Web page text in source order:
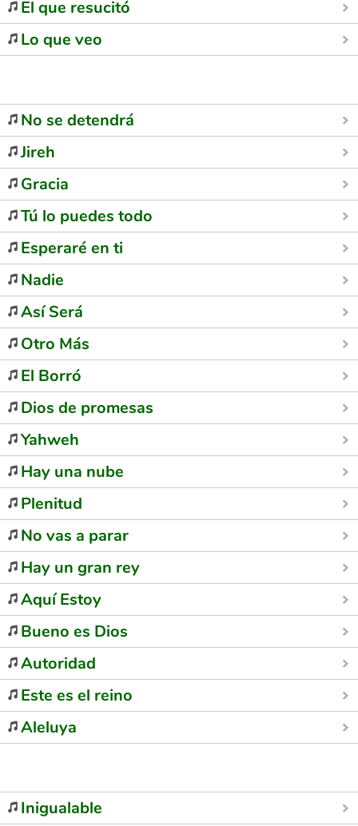
El que resucitó
Lo que veo
No se detendrá
Jireh
Gracia
Tú lo puedes todo
Esperaré en ti
Nadie
Así Será
Otro Más
El Borró
Dios de promesas
Yahweh
Hay una nube
Plenitud
No vas a parar
Hay un gran rey
Aquí Estoy
Bueno es Dios
Autoridad
Este es el reino
Aleluya
Inigualable